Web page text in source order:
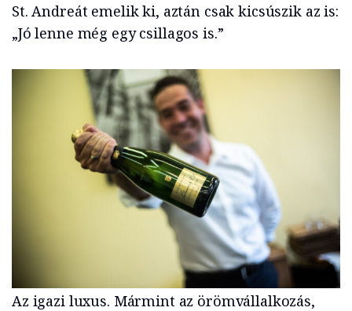
St. Andreát emelik ki, aztán csak kicsúszik az is:
„Jó lenne még egy csillagos is.”
Az igazi luxus. Mármint az örömvállalkozás,